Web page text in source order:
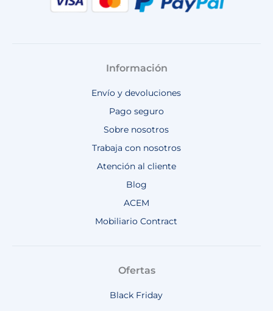
Información
Envío y devoluciones
Pago seguro
Sobre nosotros
Trabaja con nosotros
Atención al cliente
Blog
ACEM
Mobiliario Contract
Ofertas
Black Friday